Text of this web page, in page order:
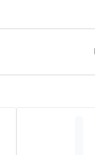
Zichtbare,